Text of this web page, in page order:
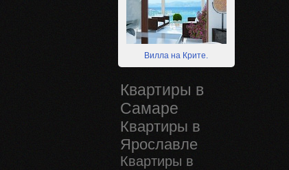
Вилла на Крите.
Квартиры в
Самаре
Квартиры в
Ярославле
Квартиры в